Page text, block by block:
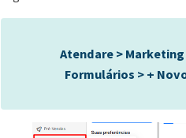
Atendare > Marketing
Formulários > +